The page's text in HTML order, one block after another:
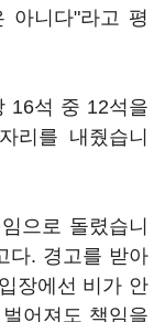
아니다"라고 평
16석 중 12석을
리를 내줬습니
으로 돌렸습니
다. 경고를 받아
장에선 비가 안
어져도 책임을